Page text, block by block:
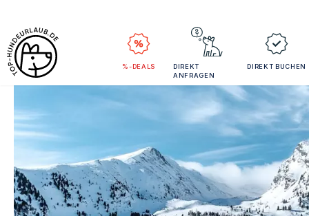
%-DEALS
DIREKT
ANFRAGEN
DIREKT BUCHEN